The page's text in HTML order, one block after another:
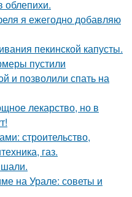
облепихи.
я ежегодно добавляю
пекинской капусты.
пустили
и позволили спать на
лекарство, но в
строительство,
газ.
на Урале: советы и